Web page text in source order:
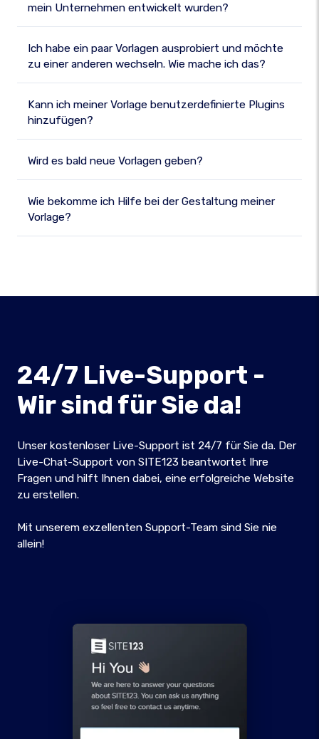
mein Unternehmen entwickelt wurden?
Ich habe ein paar Vorlagen ausprobiert und möchte
zu einer anderen wechseln. Wie mache ich das?
Kann ich meiner Vorlage benutzerdefinierte Plugins
hinzufügen?
Wird es bald neue Vorlagen geben?
Wie bekomme ich Hilfe bei der Gestaltung meiner
Vorlage?
24/7 Live-Support -
Wir sind für Sie da!
Unser kostenloser Live-Support ist 24/7 für Sie da. Der
Live-Chat-Support von SITE123 beantwortet Ihre
Fragen und hilft Ihnen dabei, eine erfolgreiche Website
zu erstellen.
Mit unserem exzellenten Support-Team sind Sie nie
allein!